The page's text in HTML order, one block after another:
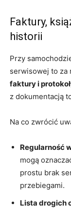
Faktury,
historii
Przy
serwisowej to za
faktury i
z dokumentacją
Na co zwrócić
Regularność
mogą
prostu brak
przebiegami.
Lista drogich